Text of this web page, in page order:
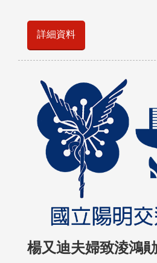
詳細資料
楊又迪夫婦致淩鴻